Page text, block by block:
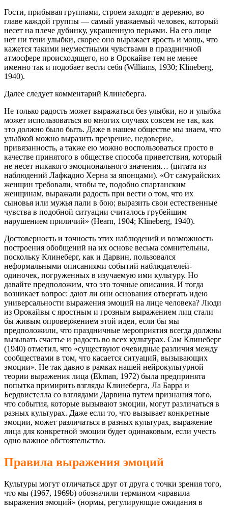
Гости, прибывая группами, строем заходят в деревню, во
главе каждой группы — самый уважаемый человек, который
несет на плече дубинку, украшенную перьями. На его лице
нет ни тени улыбки, скорее оно выражает ярость и мощь, что
кажется такими неуместными чувствами в праздничной
атмосфере происходящего, но в Орокайве тем не менее
именно так и подобает вести себя (Williams, 1930; Klineberg,
1940).
Далее следует комментарий Клинеберга.
Не только радость может выражаться без улыбки, но и улыбка
может использоваться во многих случаях совсем не так, как
это должно было быть. Даже в нашем обществе мы знаем, что
улыбкой можно выразить презрение, недоверие,
привязанность, а также ею можно воспользоваться просто в
качестве принятого в обществе способа приветствия, который
не несет никакого эмоционального значения… (цитата из
наблюдений Лафкадио Херна за японцами). «От самурайских
женщин требовали, чтобы те, подобно спартанским
женщинам, выражали радость при вести о том, что их
сыновья или мужья пали в бою; выразить свои естественные
чувства в подобной ситуации считалось грубейшим
нарушением приличий» (Hearn, 1904; Klineberg, 1940).
Достоверность и точность этих наблюдений и возможность
построения обобщений на их основе весьма сомнительны,
поскольку Клинеберг, как и Дарвин, пользовался
неформальными описаниями событий наблюдателей-
одиночек, погруженных в изучаемую ими культуру. Но
давайте предположим, что это точные описания. И тогда
возникает вопрос: дают ли они основания отвергать идею
универсальности выражения эмоций на лице человека? Люди
из Орокайвы с яростным и грозным выражением лиц стали
бы живым опровержением этой идеи, если бы мы
предположили, что праздничные мероприятия всегда должны
вызывать счастье и радость во всех культурах. Сам Клинеберг
(1940) отметил, что «существуют очевидные различия между
сообществами в том, что касается ситуаций, вызывающих
эмоции». Не так давно в рамках нашей нейрокультурной
теории выражения лица (Ekman, 1972) была предпринята
попытка примирить взгляды Клинеберга, Ла Барра и
Бердвистелла со взглядами Дарвина путем признания того,
что события, которые вызывают эмоции, могут различаться в
разных культурах. Даже если то, что вызывает конкретные
эмоции, может различаться в разных культурах, выражение
лица для конкретной эмоции будет одинаковым, если учесть
одно важное обстоятельство.
Правила выражения эмоций
Культуры могут отличаться друг от друга с точки зрения того,
что мы (1967, 1969b) обозначили термином «правила
выражения эмоций» (нормы, регулирующие ожидания в